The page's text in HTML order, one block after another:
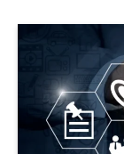
その際には、
お尋ねいたしま
第2条（個人
当社が個人
す。